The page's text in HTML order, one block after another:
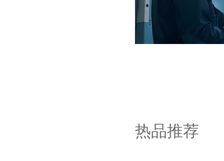
热品推荐